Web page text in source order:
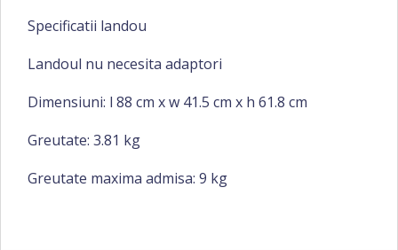
Specificatii landou
Landoul nu necesita adaptori
Dimensiuni: l 88 cm x w 41.5 cm x h 61.8 cm
Greutate: 3.81 kg
Greutate maxima admisa: 9 kg